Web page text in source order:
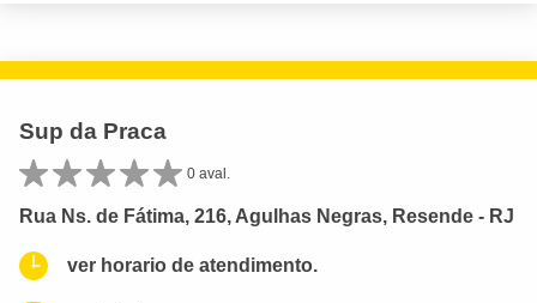
Sup da Praca
0 aval.
Rua Ns. de Fátima, 216, Agulhas Negras, Resende - RJ
ver horario de atendimento.